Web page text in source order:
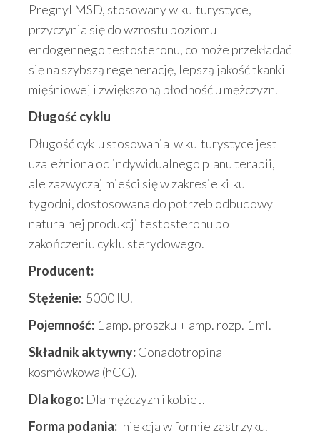
Pregnyl MSD, stosowany w kulturystyce,
przyczynia się do wzrostu poziomu
endogennego testosteronu, co może przekładać
się na szybszą regenerację, lepszą jakość tkanki
mięśniowej i zwiększoną płodność u mężczyzn.
Długość cyklu
Długość cyklu stosowania w kulturystyce jest
uzależniona od indywidualnego planu terapii,
ale zazwyczaj mieści się w zakresie kilku
tygodni, dostosowana do potrzeb odbudowy
naturalnej produkcji testosteronu po
zakończeniu cyklu sterydowego.
Producent:
Stężenie: 5000 IU.
Pojemność: 1 amp. proszku + amp. rozp. 1 ml.
Składnik aktywny:Gonadotropina
kosmówkowa (hCG).
Dla kogo: Dla mężczyzn i kobiet.
Forma podania: Iniekcja w formie zastrzyku.